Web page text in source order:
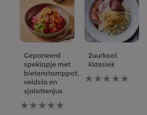
Gepaneerd
speklapje met
bietenstamppot,
veldsla en
sjalottenjus
Geen
beoordelingen
Zuurkool
klassiek
Geen
beoordelingen